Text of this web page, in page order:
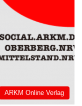
ARKM Online Verlag